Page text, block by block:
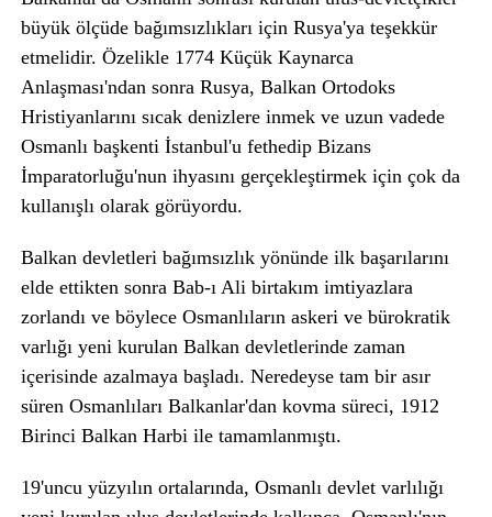
büyük ölçüde bağımsızlıkları için Rusya'ya teşekkür
etmelidir. Özelikle 1774 Küçük Kaynarca
Anlaşması'ndan sonra Rusya, Balkan Ortodoks
Hristiyanlarını sıcak denizlere inmek ve uzun vadede
Osmanlı başkenti İstanbul'u fethedip Bizans
İmparatorluğu'nun ihyasını gerçekleştirmek için çok da
kullanışlı olarak görüyordu.
Balkan devletleri bağımsızlık yönünde ilk başarılarını
elde ettikten sonra Bab-ı Ali birtakım imtiyazlara
zorlandı ve böylece Osmanlıların askeri ve bürokratik
varlığı yeni kurulan Balkan devletlerinde zaman
içerisinde azalmaya başladı. Neredeyse tam bir asır
süren Osmanlıları Balkanlar'dan kovma süreci, 1912
Birinci Balkan Harbi ile tamamlanmıştı.
19'uncu yüzyılın ortalarında, Osmanlı devlet varlılığı